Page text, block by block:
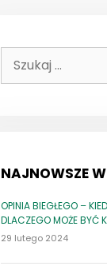
NAJNOWSZE
OPINIA BIEGŁEGO –
DLACZEGO MOŻE BYĆ
29 lutego 2024